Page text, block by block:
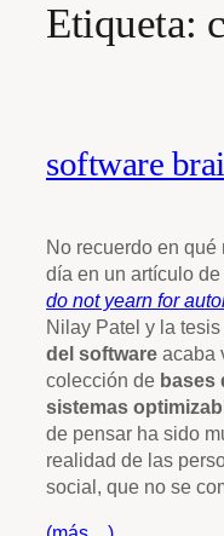
Etiqueta:
software
No recuerdo en qué
día en un artículo de
do not yearn for
Nilay Patel y la
del software acaba
colección de bases
sistemas
de pensar ha sido
realidad de las
social, que no se